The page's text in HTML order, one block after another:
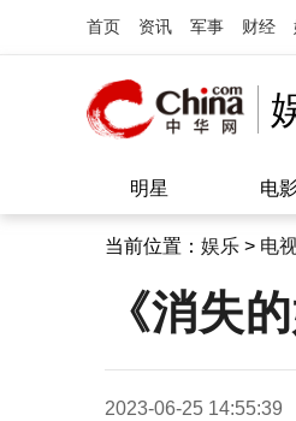
首页 资讯 军事 财经
明星 电
当前位置： 娱乐 > 电
《消失
2023-06-25 14:55:39